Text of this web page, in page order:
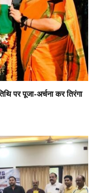
पर पूजा-अर्चना कर तिरंगा